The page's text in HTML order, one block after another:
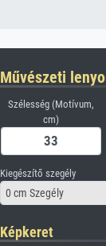
Művészeti
Szélesség (Motívum,
cm)
Kiegészítő szegély
0 cm Szegély
Képkeret